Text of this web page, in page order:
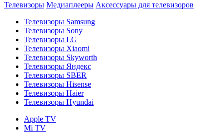
Телевизоры Медиаплееры Аксессуары для телевизоров
Телевизоры Samsung
Телевизоры Sony
Телевизоры LG
Телевизоры Xiaomi
Телевизоры Skyworth
Телевизоры Яндекс
Телевизоры SBER
Телевизоры Hisense
Телевизоры Haier
Телевизоры Hyundai
Apple TV
Mi TV